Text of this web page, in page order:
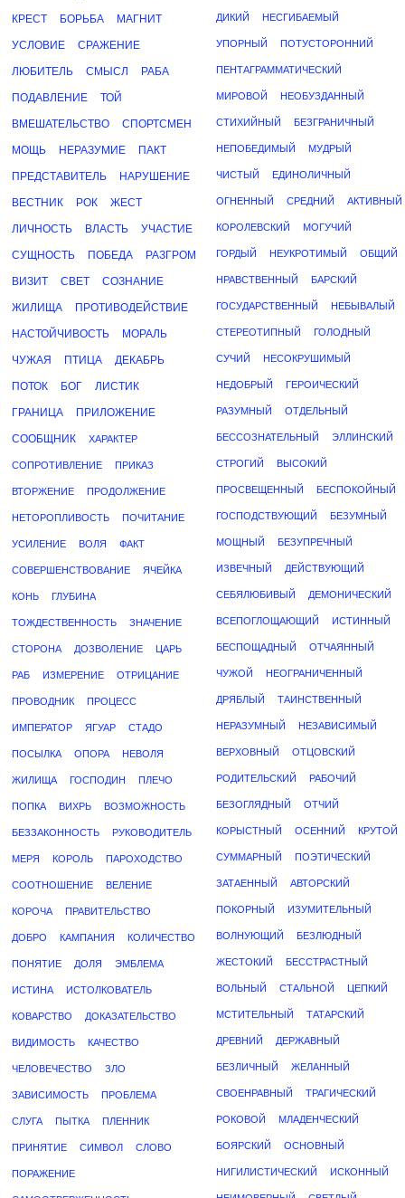
КРЕСТ БОРЬБА МАГНИТ
УСЛОВИЕ СРАЖЕНИЕ
ЛЮБИТЕЛЬ СМЫСЛ РАБА
ПОДАВЛЕНИЕ ТОЙ
ВМЕШАТЕЛЬСТВО СПОРТСМЕН
МОЩЬ НЕРАЗУМИЕ ПАКТ
ПРЕДСТАВИТЕЛЬ НАРУШЕНИЕ
ВЕСТНИК РОК ЖЕСТ
ЛИЧНОСТЬ ВЛАСТЬ УЧАСТИЕ
СУЩНОСТЬ ПОБЕДА РАЗГРОМ
ВИЗИТ СВЕТ СОЗНАНИЕ
ЖИЛИЩА ПРОТИВОДЕЙСТВИЕ
НАСТОЙЧИВОСТЬ МОРАЛЬ
ЧУЖАЯ ПТИЦА ДЕКАБРЬ
ПОТОК БОГ ЛИСТИК
ГРАНИЦА ПРИЛОЖЕНИЕ
СООБЩНИК ХАРАКТЕР
СОПРОТИВЛЕНИЕ ПРИКАЗ
ВТОРЖЕНИЕ ПРОДОЛЖЕНИЕ
НЕТОРОПЛИВОСТЬ ПОЧИТАНИЕ
УСИЛЕНИЕ ВОЛЯ ФАКТ
СОВЕРШЕНСТВОВАНИЕ ЯЧЕЙКА
КОНЬ ГЛУБИНА
ТОЖДЕСТВЕННОСТЬ ЗНАЧЕНИЕ
СТОРОНА ДОЗВОЛЕНИЕ ЦАРЬ
РАБ ИЗМЕРЕНИЕ ОТРИЦАНИЕ
ПРОВОДНИК ПРОЦЕСС
ИМПЕРАТОР ЯГУАР СТАДО
ПОСЫЛКА ОПОРА НЕВОЛЯ
ЖИЛИЩА ГОСПОДИН ПЛЕЧО
ПОПКА ВИХРЬ ВОЗМОЖНОСТЬ
БЕЗЗАКОННОСТЬ РУКОВОДИТЕЛЬ
МЕРЯ КОРОЛЬ ПАРОХОДСТВО
СООТНОШЕНИЕ ВЕЛЕНИЕ
КОРОЧА ПРАВИТЕЛЬСТВО
ДОБРО КАМПАНИЯ КОЛИЧЕСТВО
ПОНЯТИЕ ДОЛЯ ЭМБЛЕМА
ИСТИНА ИСТОЛКОВАТЕЛЬ
КОВАРСТВО ДОКАЗАТЕЛЬСТВО
ВИДИМОСТЬ КАЧЕСТВО
ЧЕЛОВЕЧЕСТВО ЗЛО
ЗАВИСИМОСТЬ ПРОБЛЕМА
СЛУГА ПЫТКА ПЛЕННИК
ПРИНЯТИЕ СИМВОЛ СЛОВО
ПОРАЖЕНИЕ
ДИКИЙ НЕСГИБАЕМЫЙ
УПОРНЫЙ ПОТУСТОРОННИЙ
ПЕНТАГРАММАТИЧЕСКИЙ
МИРОВОЙ НЕОБУЗДАННЫЙ
СТИХИЙНЫЙ БЕЗГРАНИЧНЫЙ
НЕПОБЕДИМЫЙ МУДРЫЙ
ЧИСТЫЙ ЕДИНОЛИЧНЫЙ
ОГНЕННЫЙ СРЕДНИЙ АКТИВНЫЙ
КОРОЛЕВСКИЙ МОГУЧИЙ
ГОРДЫЙ НЕУКРОТИМЫЙ ОБЩИЙ
НРАВСТВЕННЫЙ БАРСКИЙ
ГОСУДАРСТВЕННЫЙ НЕБЫВАЛЫЙ
СТЕРЕОТИПНЫЙ ГОЛОДНЫЙ
СУЧИЙ НЕСОКРУШИМЫЙ
НЕДОБРЫЙ ГЕРОИЧЕСКИЙ
РАЗУМНЫЙ ОТДЕЛЬНЫЙ
БЕССОЗНАТЕЛЬНЫЙ ЭЛЛИНСКИЙ
СТРОГИЙ ВЫСОКИЙ
ПРОСВЕЩЕННЫЙ БЕСПОКОЙНЫЙ
ГОСПОДСТВУЮЩИЙ БЕЗУМНЫЙ
МОЩНЫЙ БЕЗУПРЕЧНЫЙ
ИЗВЕЧНЫЙ ДЕЙСТВУЮЩИЙ
СЕБЯЛЮБИВЫЙ ДЕМОНИЧЕСКИЙ
ВСЕПОГЛОЩАЮЩИЙ ИСТИННЫЙ
БЕСПОЩАДНЫЙ ОТЧАЯННЫЙ
ЧУЖОЙ НЕОГРАНИЧЕННЫЙ
ДРЯБЛЫЙ ТАИНСТВЕННЫЙ
НЕРАЗУМНЫЙ НЕЗАВИСИМЫЙ
ВЕРХОВНЫЙ ОТЦОВСКИЙ
РОДИТЕЛЬСКИЙ РАБОЧИЙ
БЕЗОГЛЯДНЫЙ ОТЧИЙ
КОРЫСТНЫЙ ОСЕННИЙ КРУТОЙ
СУММАРНЫЙ ПОЭТИЧЕСКИЙ
ЗАТАЕННЫЙ АВТОРСКИЙ
ПОКОРНЫЙ ИЗУМИТЕЛЬНЫЙ
ВОЛНУЮЩИЙ БЕЗЛЮДНЫЙ
ЖЕСТОКИЙ БЕССТРАСТНЫЙ
ВОЛЬНЫЙ СТАЛЬНОЙ ЦЕПКИЙ
МСТИТЕЛЬНЫЙ ТАТАРСКИЙ
ДРЕВНИЙ ДЕРЖАВНЫЙ
БЕЗЛИЧНЫЙ ЖЕЛАННЫЙ
СВОЕНРАВНЫЙ ТРАГИЧЕСКИЙ
РОКОВОЙ МЛАДЕНЧЕСКИЙ
БОЯРСКИЙ ОСНОВНЫЙ
НИГИЛИСТИЧЕСКИЙ ИСКОННЫЙ